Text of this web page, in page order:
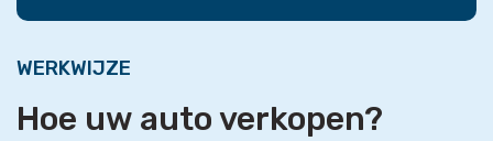
WERKWIJZE
Hoe uw auto verkopen?